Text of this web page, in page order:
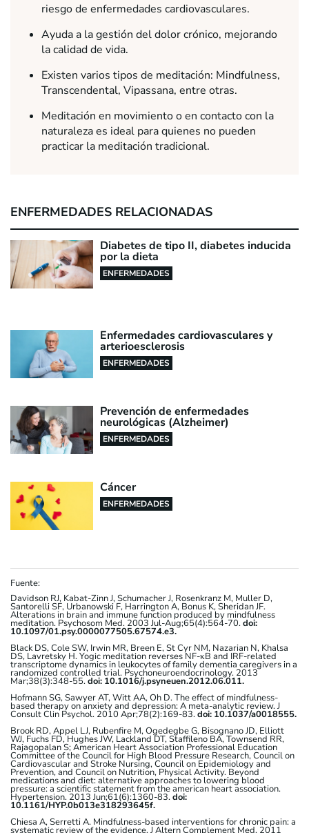
riesgo de enfermedades cardiovasculares.
Ayuda a la gestión del dolor crónico, mejorando
la calidad de vida.
Existen varios tipos de meditación: Mindfulness,
Transcendental, Vipassana, entre otras.
Meditación en movimiento o en contacto con la
naturaleza es ideal para quienes no pueden
practicar la meditación tradicional.
ENFERMEDADES RELACIONADAS
Diabetes de tipo II, diabetes inducida
por la dieta
ENFERMEDADES
Enfermedades cardiovasculares y
arterioesclerosis
ENFERMEDADES
Prevención de enfermedades
neurológicas (Alzheimer)
ENFERMEDADES
Cáncer
ENFERMEDADES
Fuente:
Davidson RJ, Kabat-Zinn J, Schumacher J, Rosenkranz M, Muller D,
Santorelli SF, Urbanowski F, Harrington A, Bonus K, Sheridan JF.
Alterations in brain and immune function produced by mindfulness
meditation. Psychosom Med. 2003 Jul-Aug;65(4):564-70.doi:
10.1097/01.psy.0000077505.67574.e3.
Black DS, Cole SW, Irwin MR, Breen E, St Cyr NM, Nazarian N, Khalsa
DS, Lavretsky H. Yogic meditation reverses NF-κB and IRF-related
transcriptome dynamics in leukocytes of family dementia caregivers in a
randomized controlled trial. Psychoneuroendocrinology. 2013
Mar;38(3):348-55.doi: 10.1016/j.psyneuen.2012.06.011.
Hofmann SG, Sawyer AT, Witt AA, Oh D. The effect of mindfulness-
based therapy on anxiety and depression: A meta-analytic review. J
Consult Clin Psychol. 2010 Apr;78(2):169-83.doi: 10.1037/a0018555.
Brook RD, Appel LJ, Rubenfire M, Ogedegbe G, Bisognano JD, Elliott
WJ, Fuchs FD, Hughes JW, Lackland DT, Staffileno BA, Townsend RR,
Rajagopalan S; American Heart Association Professional Education
Committee of the Council for High Blood Pressure Research, Council on
Cardiovascular and Stroke Nursing, Council on Epidemiology and
Prevention, and Council on Nutrition, Physical Activity. Beyond
medications and diet: alternative approaches to lowering blood
pressure: a scientific statement from the american heart association.
Hypertension. 2013 Jun;61(6):1360-83.doi:
10.1161/HYP.0b013e318293645f.
Chiesa A, Serretti A. Mindfulness-based interventions for chronic pain: a
systematic review of the evidence. J Altern Complement Med. 2011